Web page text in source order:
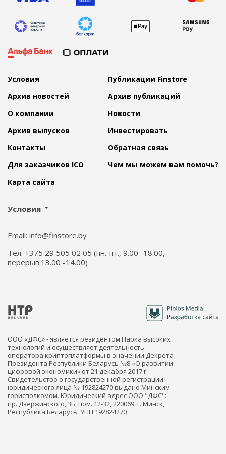
Условия
Публикации Finstore
Архив новостей
Архив публикаций
О компании
Новости
Архив выпусков
Инвестировать
Контакты
Обратная связь
Для заказчиков ICO
Чем мы можем вам помочь?
Карта сайта
Условия
Email: info@finstore.by
Тел: +375 29 505 02 05 (пн.-пт., 9.00- 18.00,
перерыв:13.00 -14.00)
ООО «ДФС» - является резидентом Парка высоких
технологий и осуществляет деятельность
оператора криптоплатформы в значении Декрета
Президента Республики Беларусь №8 «О развитии
цифровой экономики» от 21 декабря 2017 г.
Свидетельство о государственной регистрации
юридического лица № 192824270 выдано Минским
горисполкомом. Юридический адрес ООО "ДФС":
пр. Дзержинского, 3Б, пом. 12-32, 220069, г. Минск,
Республика Беларусь. УНП 192824270